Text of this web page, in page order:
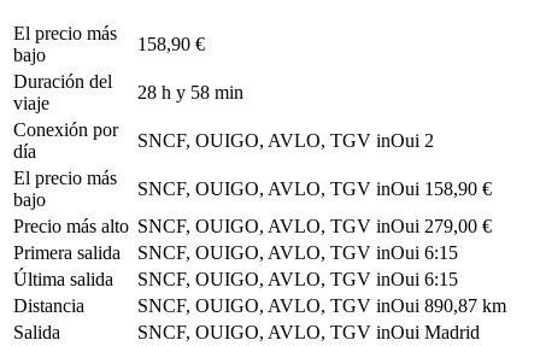
El precio más
bajo
158,90 €
Duración del
viaje
28 h y 58 min
Conexión por
día
SNCF, OUIGO, AVLO, TGV inOui 2
El precio más
bajo
SNCF, OUIGO, AVLO, TGV inOui 158,90 €
Precio más alto SNCF, OUIGO, AVLO, TGV inOui 279,00 €
Primera salida
SNCF, OUIGO, AVLO, TGV inOui 6:15
Última salida
SNCF, OUIGO, AVLO, TGV inOui 6:15
Distancia
SNCF, OUIGO, AVLO, TGV inOui 890,87 km
Salida
SNCF, OUIGO, AVLO, TGV inOui Madrid